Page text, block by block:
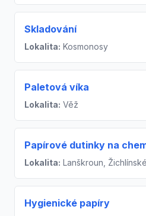
Skladování
Lokalita: Kosmonosy
Paletová víka
Lokalita: Věž
Papírové dutinky na
Lokalita: Lanškroun,
Hygienické papíry